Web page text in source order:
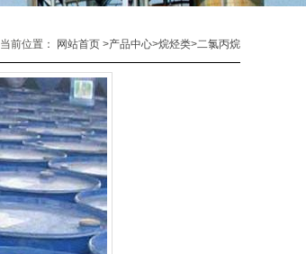
当前位置： 网站首页 >产品中心>烷烃类>二氯丙烷